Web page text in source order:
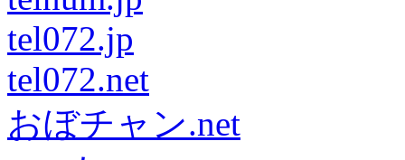
tel072.jp
tel072.net
おぼチャン.net